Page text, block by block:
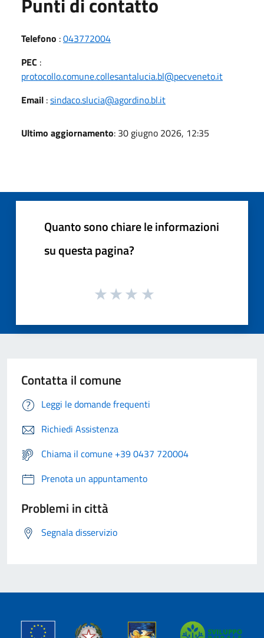
Telefono :043772004
PEC :
protocollo.comune.collesantalucia.bl@pecveneto.it
Email :sindaco.slucia@agordino.bl.it
Ultimo aggiornamento: 30 giugno 2026, 12:35
Quanto sono chiare le informazioni
su questa pagina?
Contatta il comune
Leggi le domande frequenti
Richiedi Assistenza
Chiama il comune +39 0437 720004
Prenota un appuntamento
Problemi in città
Segnala disservizio